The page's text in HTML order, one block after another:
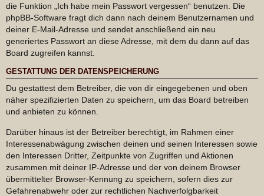
die Funktion „Ich habe mein Passwort vergessen“ benutzen. Die
phpBB-Software fragt dich dann nach deinem Benutzernamen und
deiner E-Mail-Adresse und sendet anschließend ein neu
generiertes Passwort an diese Adresse, mit dem du dann auf das
Board zugreifen kannst.
GESTATTUNG DER DATENSPEICHERUNG
Du gestattest dem Betreiber, die von dir eingegebenen und oben
näher spezifizierten Daten zu speichern, um das Board betreiben
und anbieten zu können.
Darüber hinaus ist der Betreiber berechtigt, im Rahmen einer
Interessenabwägung zwischen deinen und seinen Interessen sowie
den Interessen Dritter, Zeitpunkte von Zugriffen und Aktionen
zusammen mit deiner IP-Adresse und der von deinem Browser
übermittelter Browser-Kennung zu speichern, sofern dies zur
Gefahrenabwehr oder zur rechtlichen Nachverfolgbarkeit